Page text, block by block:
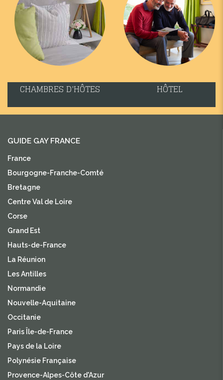
CHAMBRES D'HÔTES HÔTEL
GUIDE GAY FRANCE
France
Bourgogne-Franche-Comté
Bretagne
Centre Val de Loire
Corse
Grand Est
Hauts-de-France
La Réunion
Les Antilles
Normandie
Nouvelle-Aquitaine
Occitanie
Paris Île-de-France
Pays de la Loire
Polynésie Française
Provence-Alpes-Côte d'Azur